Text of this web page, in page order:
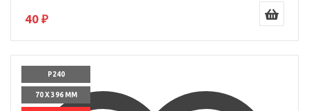
40 ₽
P240
70 X 396 ММ